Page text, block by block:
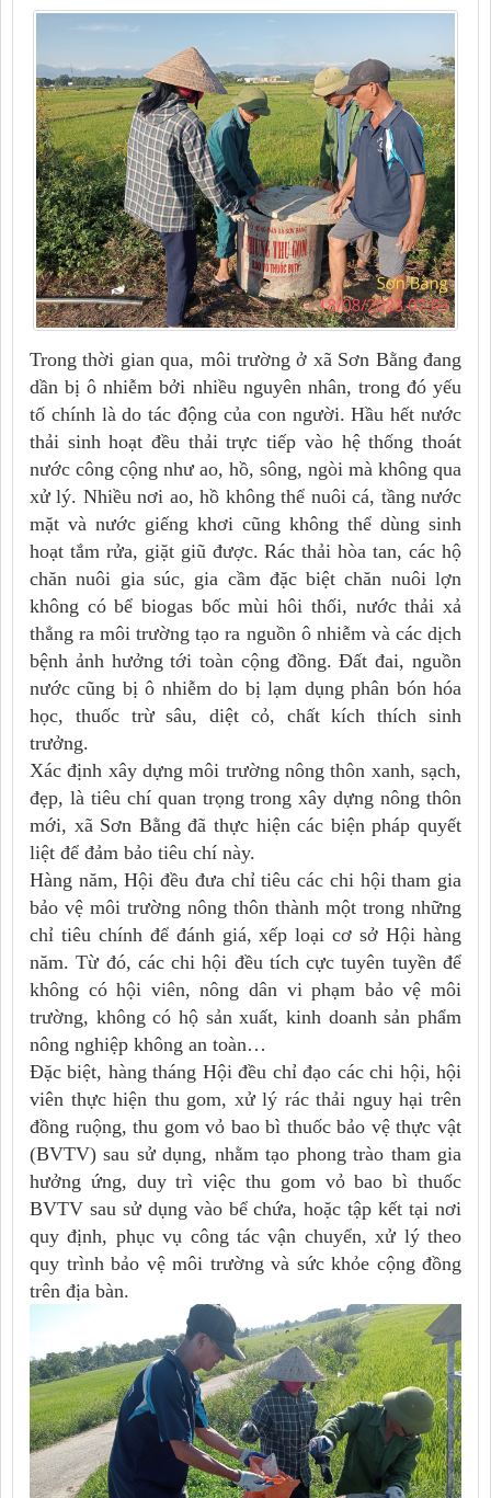
Trong thời gian qua, môi trường ở xã Sơn Bằng đang
dần bị ô nhiễm bởi nhiều nguyên nhân, trong đó yếu
tố chính là do tác động của con người.Hầu hết nước
thải sinh hoạt đều thải trực tiếp vào hệ thống thoát
nước công cộng như ao, hồ, sông, ngòi mà không qua
xử lý. Nhiều nơi ao, hồ không thể nuôi cá, tầng nước
mặt và nước giếng khơi cũng không thể dùng sinh
hoạt tắm rửa, giặt giũ được. Rác thải hòa tan, các hộ
chăn nuôi gia súc, gia cầm đặc biệt chăn nuôi lợn
không có bể biogas bốc mùi hôi thối, nước thải xả
thẳng ra môi trường tạo ra nguồn ô nhiễm và các dịch
bệnh ảnh hưởng tới toàn cộng đồng. Đất đai, nguồn
nước cũng bị ô nhiễm do bị lạm dụng phân bón hóa
học, thuốc trừ sâu, diệt cỏ, chất kích thích sinh
trưởng.
Xác định xây dựng môi trường nông thôn xanh, sạch,
đẹp, là tiêu chí quan trọng trong xây dựng nông thôn
mới, xã Sơn Bằng đã thực hiện các biện pháp quyết
liệt để đảm bảo tiêu chí này.
Hàng năm, Hội đều đưa chỉ tiêu các chi hội tham gia
bảo vệ môi trường nông thôn thành một trong những
chỉ tiêu chính để đánh giá, xếp loại cơ sở Hội hàng
năm. Từ đó, các chi hội đều tích cực tuyên tuyền để
không có hội viên, nông dân vi phạm bảo vệ môi
trường, không có hộ sản xuất, kinh doanh sản phẩm
nông nghiệp không an toàn…
Đặc biệt, hàng tháng Hội đều chỉ đạo các chi hội, hội
viên thực hiện thu gom, xử lý rác thải nguy hại trên
đồng ruộng, thu gom vỏ bao bì thuốc bảo vệ thực vật
(BVTV) sau sử dụng, nhằm tạo phong trào tham gia
hưởng ứng, duy trì việc thu gom vỏ bao bì thuốc
BVTV sau sử dụng vào bể chứa, hoặc tập kết tại nơi
quy định, phục vụ công tác vận chuyển, xử lý theo
quy trình bảo vệ môi trường và sức khỏe cộng đồng
trên địa bàn.